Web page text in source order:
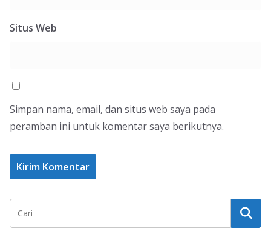
Situs Web
Simpan nama, email, dan situs web saya pada
peramban ini untuk komentar saya berikutnya.